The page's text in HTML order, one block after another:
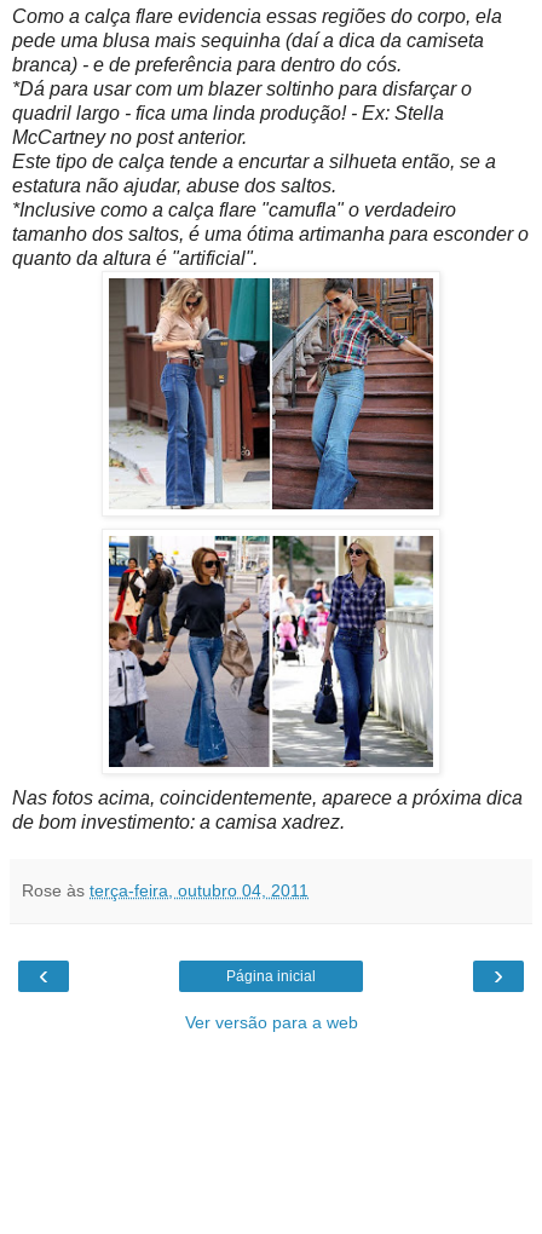
Como a calça flare evidencia essas regiões do corpo, ela
pede uma blusa mais sequinha (daí a dica da camiseta
branca) - e de preferência para dentro do cós.
*Dá para usar com um blazer soltinho para disfarçar o
quadril largo - fica uma linda produção!- Ex: Stella
McCartneyno post anterior.
Este tipo de calça tende a encurtar a silhueta então, se a
estatura não ajudar, abuse dos saltos.
*Inclusive como a calça flare "camufla" o verdadeiro
tamanho dos saltos, é uma ótima artimanha para esconder o
quanto da altura é "artificial".
Nas fotos acima, coincidentemente, aparece a próxima dica
de bom investimento: a camisa xadrez.
Rose às terça-feira, outubro 04, 2011
‹ ›
Página inicial
Ver versão para a web